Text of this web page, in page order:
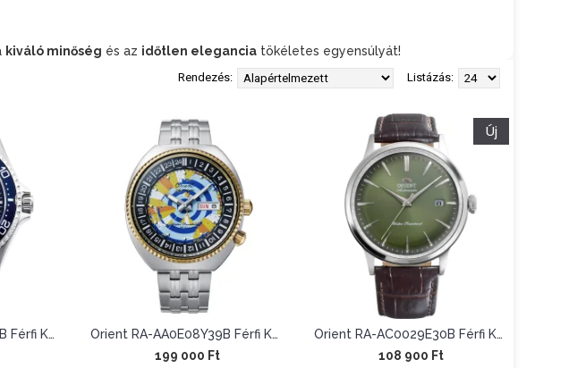
kiváló minőség és az időtlen elegancia tökéletes egyensúlyát!
Listázás:
Rendezés:
Orient RA-AA0002L39B Férfi Karóra - Mako 3 Kamasu
Orient RA-AA0E08Y39B Férfi Karóra - World Map Revival 75th Anniversary Limited
199 000 Ft
Új
Orient RA-AC0029E30B Férfi Karóra - Bambino
108 900 Ft